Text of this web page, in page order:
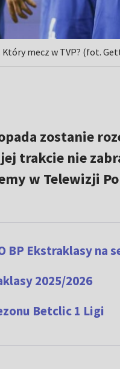
mecz w TVP? (fot.
zostanie
jej trakcie nie
w Telewizji
BP Ekstraklasy na
2025/2026
Betclic 1 Ligi